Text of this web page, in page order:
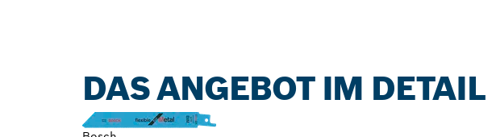
DAS ANGEBOT IM DETAIL